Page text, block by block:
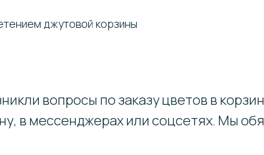
джутовой корзины
вопросы по заказу цветов в
в мессенджерах или соцсетях. Мы